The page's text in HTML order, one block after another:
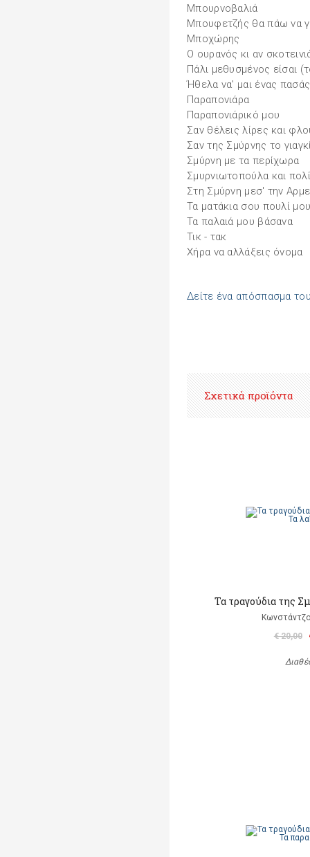
Μπουρνοβαλιά
Μπουφετζής θα πάω να
Μποχώρης
Ο ουρανός κι αν
Πάλι μεθυσμένος είσαι
Ήθελα να' μαι ένας
Παραπονιάρα
Παραπονιάρικό μου
Σαν θέλεις λίρες και
Σαν της Σμύρνης το
Σμύρνη με τα περίχωρα
Σμυρνιωτοπούλα και
Στη Σμύρνη μεσ' την
Τα ματάκια σου πουλί
Τα παλαιά μου βάσανα
Τικ - τακ
Χήρα να αλλάξεις όνομα
Δείτε ένα απόσπασμα
Σχετικά προϊόντα
Τα τραγούδια της
€ 20,00